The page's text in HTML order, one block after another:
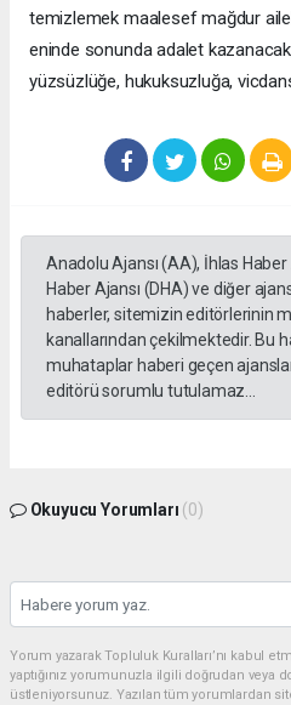
temizlemek maalesef mağdur
eninde sonunda adalet
yüzsüzlüğe, hukuksuzluğa,
Anadolu Ajansı (AA), İhlas
Haber Ajansı (DHA) ve diğer
haberler, sitemizin editörlerinin
kanallarından çekilmektedir. Bu
muhataplar haberi geçen
editörü sorumlu tutulamaz...
Okuyucu Yorumları (0)
Yorum yazarak Topluluk Kuralları’nı kabul
yaptığınız yorumunuzla ilgili doğrudan veya
üstleniyorsunuz. Yazılan tüm yorumlardan